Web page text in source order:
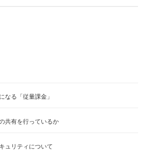
なる「従量課金」
共有を行っているか
ュリティについて